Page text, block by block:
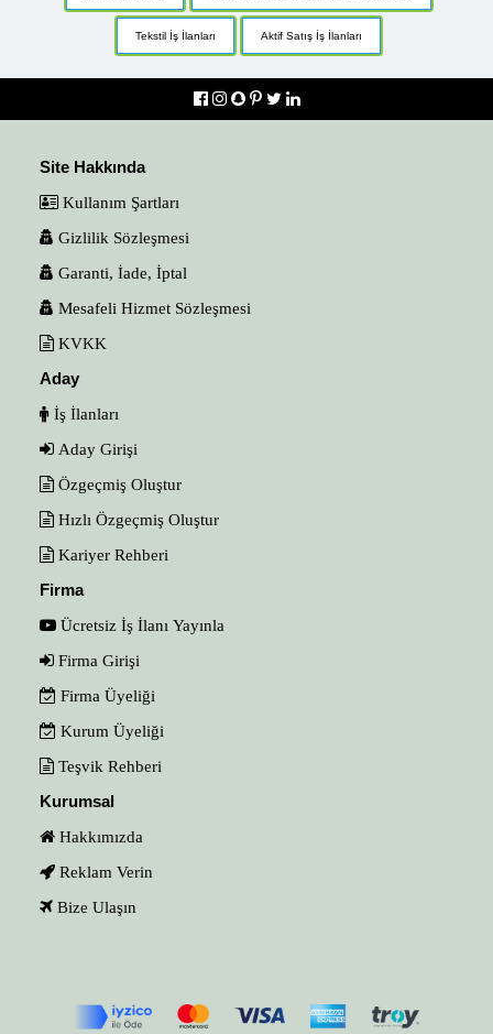
Tekstil İş İlanları Aktif Satış İş İlanları
Site Hakkında
Kullanım Şartları
Gizlilik Sözleşmesi
Garanti, İade, İptal
Mesafeli Hizmet Sözleşmesi
KVKK
Aday
İş İlanları
Aday Girişi
Özgeçmiş Oluştur
Hızlı Özgeçmiş Oluştur
Kariyer Rehberi
Firma
Ücretsiz İş İlanı Yayınla
Firma Girişi
Firma Üyeliği
Kurum Üyeliği
Teşvik Rehberi
Kurumsal
Hakkımızda
Reklam Verin
Bize Ulaşın